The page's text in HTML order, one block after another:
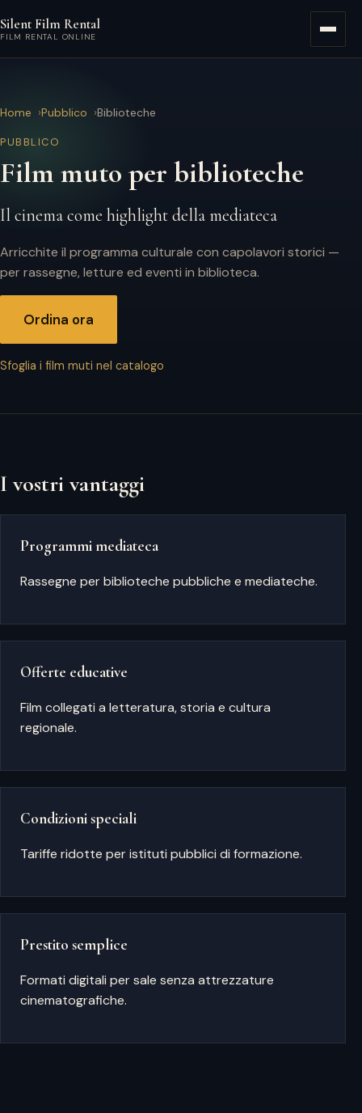
Silent Film Rental
FILM RENTAL ONLINE
Home Pubblico Biblioteche
PUBBLICO
Film muto per biblioteche
Il cinema come highlight della mediateca
Arricchite il programma culturale con capolavori storici —
per rassegne, letture ed eventi in biblioteca.
Ordina ora
Sfoglia i film muti nel catalogo
I vostri vantaggi
Programmi mediateca
Rassegne per biblioteche pubbliche e mediateche.
Offerte educative
Film collegati a letteratura, storia e cultura
regionale.
Condizioni speciali
Tariffe ridotte per istituti pubblici di formazione.
Prestito semplice
Formati digitali per sale senza attrezzature
cinematografiche.